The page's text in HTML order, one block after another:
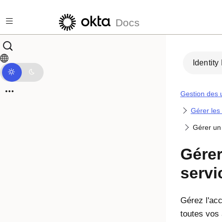
Docs
Identity
Gestion des
Gérer les
Gérer
Gérez
toutes vos